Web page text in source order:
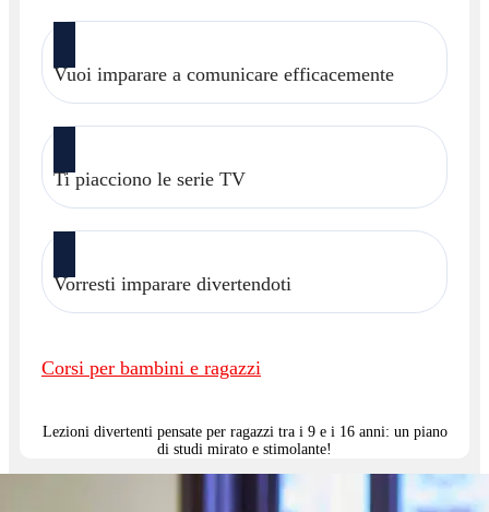
Vuoi imparare a comunicare efficacemente
Ti piacciono le serie TV
Vorresti imparare divertendoti
Corsi per bambini e ragazzi
Lezioni divertenti pensate per ragazzi tra i 9 e i 16 anni: un piano
di studi mirato e stimolante!